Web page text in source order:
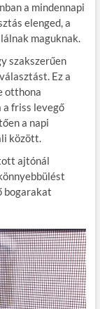
a mindennapi
elenged, a
maguknak.
szakszerűen
Ez a
otthona
friss levegő
a napi
között.
ajtónál
bogarakat